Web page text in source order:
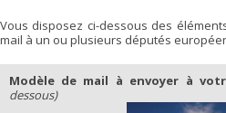
Vous disposez ci-dessous des
mail à un ou plusieurs députés
Modèle de mail à envoyer à
dessous)